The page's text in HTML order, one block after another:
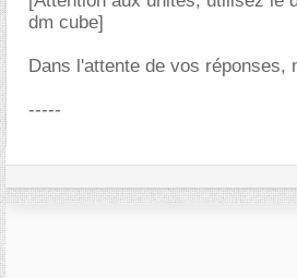
dm cube]
Dans l'attente de vos réponses,
-----